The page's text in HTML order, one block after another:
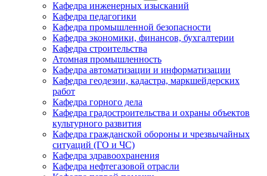
Кафедра инженерных изысканий
Кафедра педагогики
Кафедра промышленной безопасности
Кафедра экономики, финансов, бухгалтерии
Кафедра строительства
Атомная промышленность
Кафедра автоматизации и информатизации
Кафедра геодезии, кадастра, маркшейдерских
работ
Кафедра горного дела
Кафедра градостроительства и охраны объектов
культурного развития
Кафедра гражданской обороны и чрезвычайных
ситуаций (ГО и ЧС)
Кафедра здравоохранения
Кафедра нефтегазовой отрасли